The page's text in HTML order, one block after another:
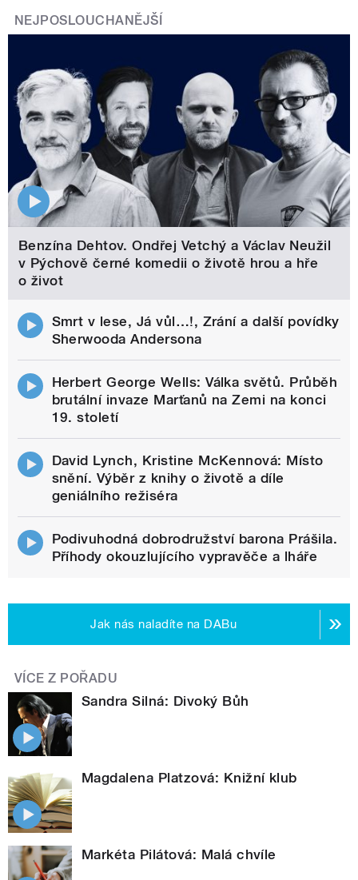
NEJPOSLOUCHANĚJŠÍ
Benzína Dehtov. Ondřej Vetchý a Václav Neužil
v Pýchově černé komedii o životě hrou a hře
o život
Smrt v lese, Já vůl…!, Zrání a další povídky
Sherwooda Andersona
Herbert George Wells: Válka světů. Průběh
brutální invaze Marťanů na Zemi na konci
19. století
David Lynch, Kristine McKennová: Místo
snění. Výběr z knihy o životě a díle
geniálního režiséra
Podivuhodná dobrodružství barona Prášila.
Příhody okouzlujícího vypravěče a lháře
Jak nás naladíte na DABu
VÍCE Z POŘADU
Sandra Silná: Divoký Bůh
Magdalena Platzová: Knižní klub
Markéta Pilátová: Malá chvíle